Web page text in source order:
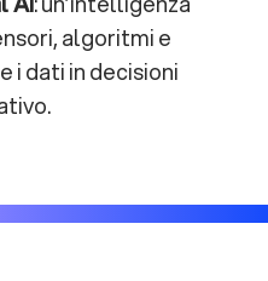
algoritmi e
dati in decisioni